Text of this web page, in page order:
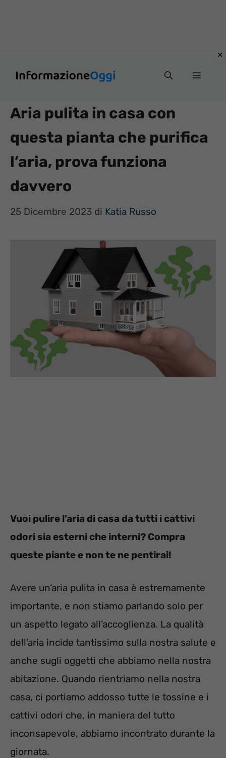
Menu
Aria pulita in casa con
questa pianta che purifica
l’aria, prova funziona
davvero
25 Dicembre 2023 di Katia Russo
Vuoi pulire l’aria di casa da tutti i cattivi
odori sia esterni che interni? Compra
queste piante e non te ne pentirai!
Avere un’aria pulita in casa è estremamente
importante, e non stiamo parlando solo per
un aspetto legato all’accoglienza. La qualità
dell’aria incide tantissimo sulla nostra salute e
anche sugli oggetti che abbiamo nella nostra
abitazione. Quando rientriamo nella nostra
casa, ci portiamo addosso tutte le tossine e i
cattivi odori che, in maniera del tutto
inconsapevole, abbiamo incontrato durante la
giornata.